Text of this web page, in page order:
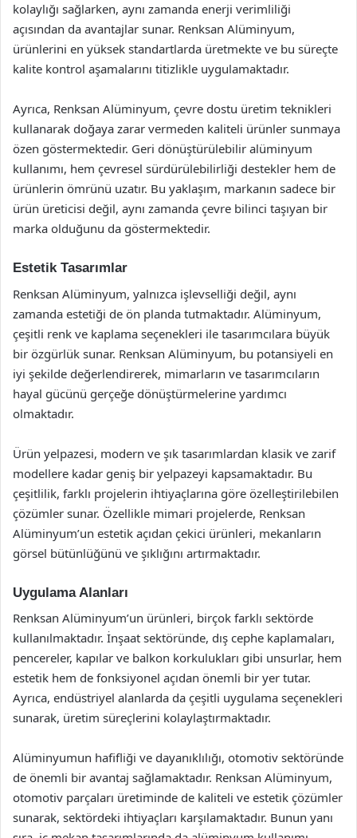
kolaylığı sağlarken, aynı zamanda enerji verimliliği
açısından da avantajlar sunar. Renksan Alüminyum,
ürünlerini en yüksek standartlarda üretmekte ve bu süreçte
kalite kontrol aşamalarını titizlikle uygulamaktadır.
Ayrıca, Renksan Alüminyum, çevre dostu üretim teknikleri
kullanarak doğaya zarar vermeden kaliteli ürünler sunmaya
özen göstermektedir. Geri dönüştürülebilir alüminyum
kullanımı, hem çevresel sürdürülebilirliği destekler hem de
ürünlerin ömrünü uzatır. Bu yaklaşım, markanın sadece bir
ürün üreticisi değil, aynı zamanda çevre bilinci taşıyan bir
marka olduğunu da göstermektedir.
Estetik Tasarımlar
Renksan Alüminyum, yalnızca işlevselliği değil, aynı
zamanda estetiği de ön planda tutmaktadır. Alüminyum,
çeşitli renk ve kaplama seçenekleri ile tasarımcılara büyük
bir özgürlük sunar. Renksan Alüminyum, bu potansiyeli en
iyi şekilde değerlendirerek, mimarların ve tasarımcıların
hayal gücünü gerçeğe dönüştürmelerine yardımcı
olmaktadır.
Ürün yelpazesi, modern ve şık tasarımlardan klasik ve zarif
modellere kadar geniş bir yelpazeyi kapsamaktadır. Bu
çeşitlilik, farklı projelerin ihtiyaçlarına göre özelleştirilebilen
çözümler sunar. Özellikle mimari projelerde, Renksan
Alüminyum’un estetik açıdan çekici ürünleri, mekanların
görsel bütünlüğünü ve şıklığını artırmaktadır.
Uygulama Alanları
Renksan Alüminyum’un ürünleri, birçok farklı sektörde
kullanılmaktadır. İnşaat sektöründe, dış cephe kaplamaları,
pencereler, kapılar ve balkon korkulukları gibi unsurlar, hem
estetik hem de fonksiyonel açıdan önemli bir yer tutar.
Ayrıca, endüstriyel alanlarda da çeşitli uygulama seçenekleri
sunarak, üretim süreçlerini kolaylaştırmaktadır.
Alüminyumun hafifliği ve dayanıklılığı, otomotiv sektöründe
de önemli bir avantaj sağlamaktadır. Renksan Alüminyum,
otomotiv parçaları üretiminde de kaliteli ve estetik çözümler
sunarak, sektördeki ihtiyaçları karşılamaktadır. Bunun yanı